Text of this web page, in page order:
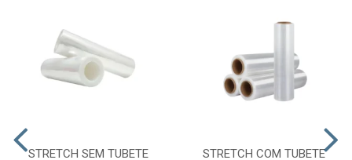
STRETCH SEM TUBETE
STRETCH COM TUBETE